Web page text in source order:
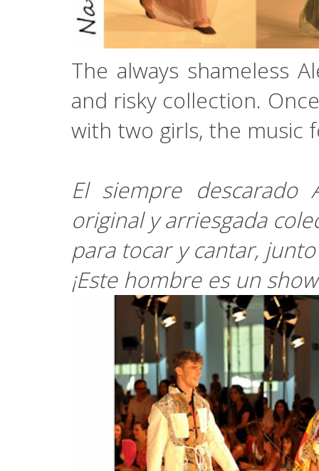
The always shameless
and risky collection.
with two girls, the music
El siempre descarado
original y arriesgada
para tocar y cantar,
¡Este hombre es un